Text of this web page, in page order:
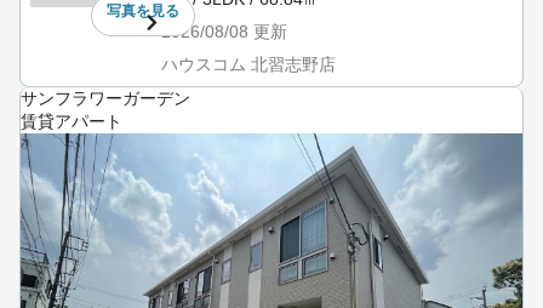
写真を見る
2026/08/08 更新
ハウスコム 北習志野店
サンフラワーガーデン
賃貸アパート